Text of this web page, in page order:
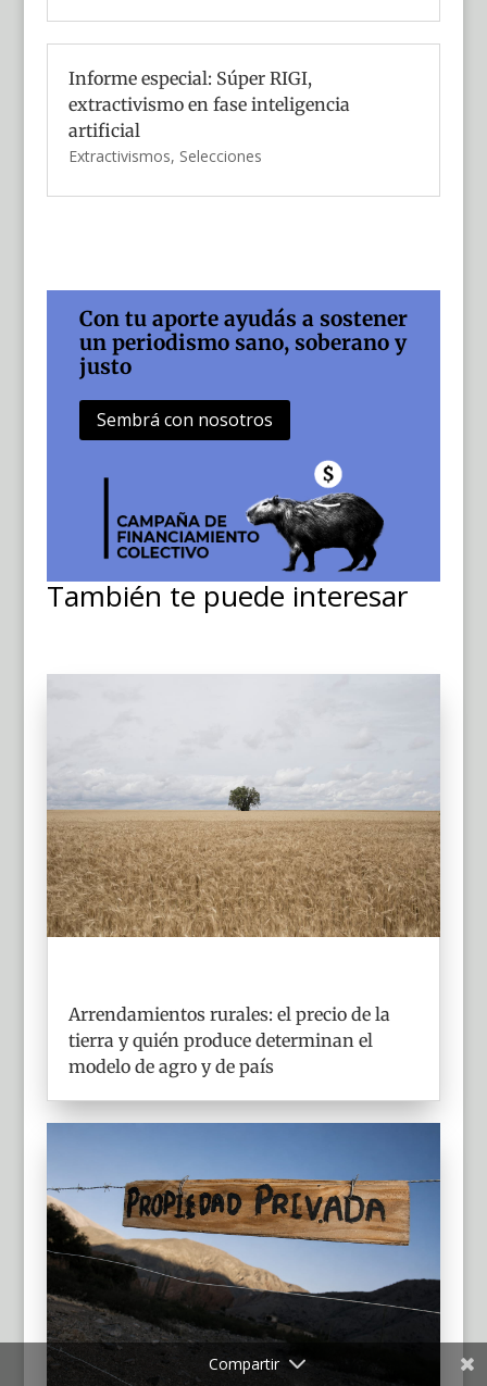
Informe especial: Súper RIGI,
extractivismo en fase inteligencia
artificial
Extractivismos, Selecciones
Con tu aporte ayudás a sostener
un periodismo sano, soberano y
justo
Sembrá con nosotros
También te puede interesar
Arrendamientos rurales: el precio de la
tierra y quién produce determinan el
modelo de agro y de país
Compartir